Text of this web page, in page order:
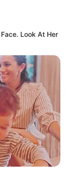
sem
de filho
vai ao Senado.
DIAS
Look At Her